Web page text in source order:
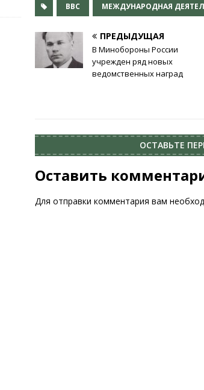
ВВС МЕЖДУНАРОДНАЯ
ПРЕДЫДУЩАЯ
В Минобороны России
учрежден ряд новых
ведомственных наград
ОСТАВЬТЕ
Оставить
Для отправки комментария вам